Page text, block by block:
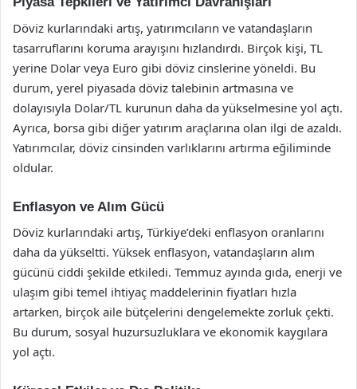
Döviz kurlarındaki artış, yatırımcıların ve vatandaşların
tasarruflarını koruma arayışını hızlandırdı. Birçok kişi, TL
yerine Dolar veya Euro gibi döviz cinslerine yöneldi. Bu
durum, yerel piyasada döviz talebinin artmasına ve
dolayısıyla Dolar/TL kurunun daha da yükselmesine yol açtı.
Ayrıca, borsa gibi diğer yatırım araçlarına olan ilgi de azaldı.
Yatırımcılar, döviz cinsinden varlıklarını artırma eğiliminde
oldular.
Enflasyon ve Alım Gücü
Döviz kurlarındaki artış, Türkiye’deki enflasyon oranlarını
daha da yükseltti. Yüksek enflasyon, vatandaşların alım
gücünü ciddi şekilde etkiledi. Temmuz ayında gıda, enerji ve
ulaşım gibi temel ihtiyaç maddelerinin fiyatları hızla
artarken, birçok aile bütçelerini dengelemekte zorluk çekti.
Bu durum, sosyal huzursuzluklara ve ekonomik kaygılara
yol açtı.